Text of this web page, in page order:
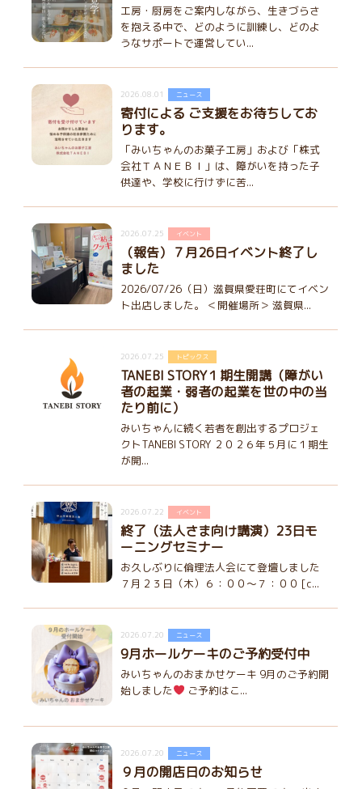
工房・厨房をご案内しながら、生きづらさ
を抱える中で、どのように訓練し、どのよ
うなサポートで運営してい...
2026.08.01 ニュース
寄付による ご支援をお待ちしてお
ります。
「みいちゃんのお菓子工房」および「株式
会社ＴＡＮＥＢＩ」は、障がいを持った子
供達や、学校に行けずに苦...
2026.07.25 イベント
（報告）７月26日イベント終了し
ました
2026/07/26（日）滋賀県愛荘町にてイベン
ト出店しました。 ＜開催場所＞ 滋賀県...
2026.07.25 トピックス
TANEBI STORY１期生開講（障がい
者の起業・弱者の起業を世の中の当
たり前に）
みいちゃんに続く若者を創出するプロジェ
クトTANEBI STORY ２０２６年５月に１期生
が開...
2026.07.22 イベント
終了（法人さま向け講演）23日モ
ーニングセミナー
お久しぶりに倫理法人会にて登壇しました
７月２３日（木）６：００～７：００ [c...
2026.07.20 ニュース
9月ホールケーキのご予約受付中
みいちゃんのおまかせケーキ 9月のご予約開
始しました
ご予約はこ...
2026.07.20 ニュース
９月の開店日のお知らせ